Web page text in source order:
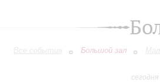
Все события Большой зал